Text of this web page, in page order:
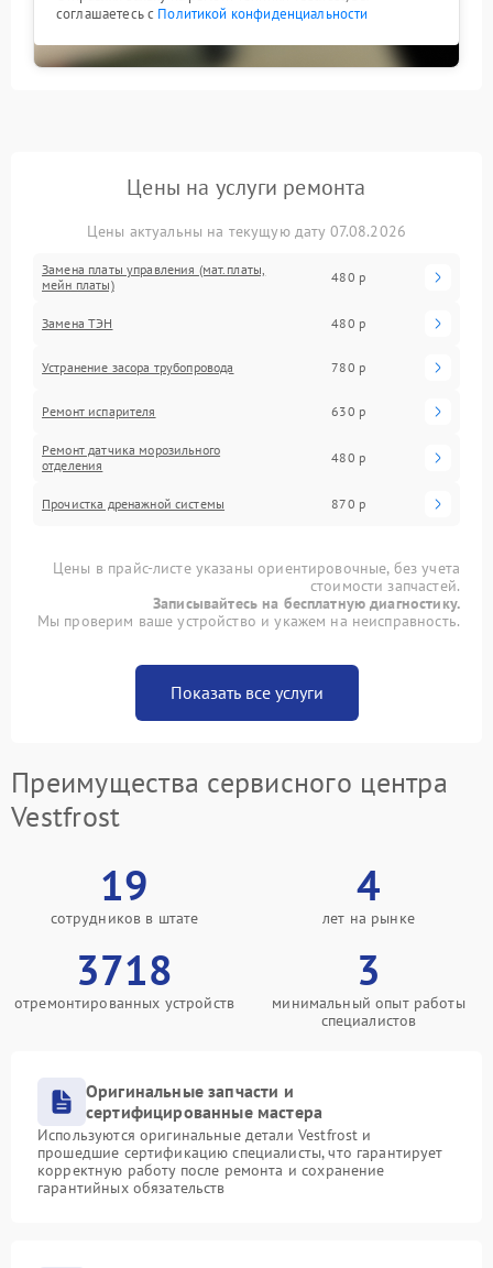
соглашаетесь с Политикой конфиденциальности
Цены на услуги ремонта
Цены актуальны на текущую дату 07.08.2026
Замена платы управления (мат.платы,
мейн платы)
480 р
Замена ТЭН 480 р
Устранение засора трубопровода 780 р
Ремонт испарителя 630 р
Ремонт датчика морозильного
отделения
480 р
Прочистка дренажной системы 870 р
Цены в прайс-листе указаны ориентировочные, без учета
стоимости запчастей.
Записывайтесь на бесплатную диагностику.
Мы проверим ваше устройство и укажем на неисправность.
Показать все услуги
Преимущества сервисного центра
Vestfrost
19
сотрудников в штате
4
лет на рынке
3718
отремонтированных устройств
3
минимальный опыт работы
специалистов
Оригинальные запчасти и
сертифицированные мастера
Используются оригинальные детали Vestfrost и
прошедшие сертификацию специалисты, что гарантирует
корректную работу после ремонта и сохранение
гарантийных обязательств